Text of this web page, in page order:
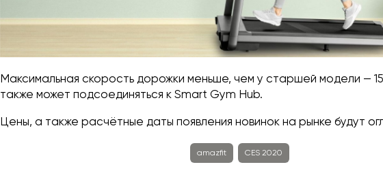
Максимальная скорость дорожки меньше, чем у старшей модели —
также может подсоединяться к Smart Gym Hub.
Цены, а также расчётные даты появления новинок на рынке будут
amazfit CES 2020